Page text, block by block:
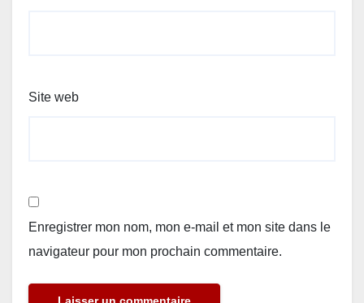
Site web
Enregistrer mon nom, mon e-mail et mon site dans le
navigateur pour mon prochain commentaire.